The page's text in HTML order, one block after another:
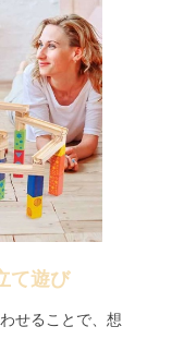
て遊び
せることで、想